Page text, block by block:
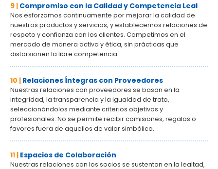
9 | Compromiso con la Calidad y Competencia Leal
Nos esforzamos continuamente por mejorar la calidad de
nuestros productos y servicios, y establecemos relaciones de
respeto y confianza con los clientes. Competimos en el
mercado de manera activa y ética, sin prácticas que
distorsionen la libre competencia.
10 | Relaciones Íntegras con Proveedores
Nuestras relaciones con proveedores se basan en la
integridad, la transparencia y la igualdad de trato,
seleccionándolos mediante criterios objetivos y
profesionales. No se permite recibir comisiones, regalos o
favores fuera de aquellos de valor simbólico.
11 | Espacios de Colaboración
Nuestras relaciones con los socios se sustentan en la lealtad,